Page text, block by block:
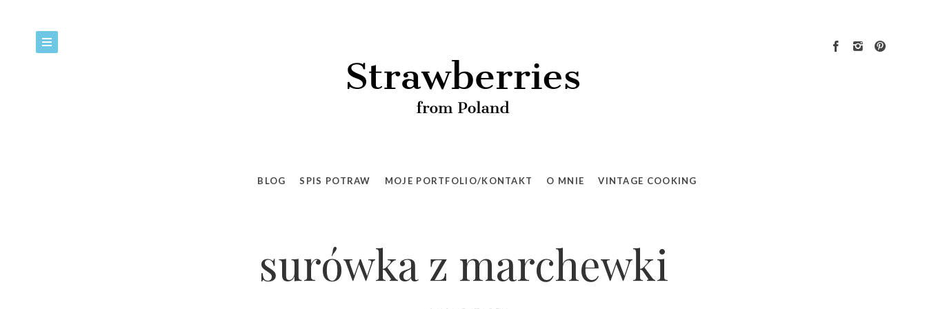
BLOG SPIS POTRAW MOJE PORTFOLIO/KONTAKT O MNIE VINTAGE COOKING
surówka z marchewki